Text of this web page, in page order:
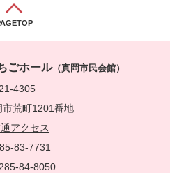
ごホール（真岡市民会館）
4305
市荒町1201番地
アクセス
83-7731
84-8050